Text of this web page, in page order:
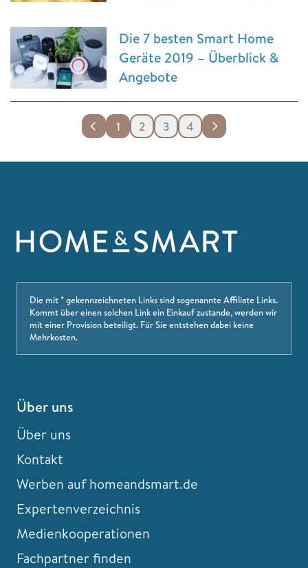
Die 7 besten Smart Home
Geräte 2019 – Überblick &
Angebote
1 2 3 4
Die mit * gekennzeichneten Links sind sogenannte Affiliate Links.
Kommt über einen solchen Link ein Einkauf zustande, werden wir
mit einer Provision beteiligt. Für Sie entstehen dabei keine
Mehrkosten.
Über uns
Über uns
Kontakt
Werben auf homeandsmart.de
Expertenverzeichnis
Medienkooperationen
Fachpartner finden